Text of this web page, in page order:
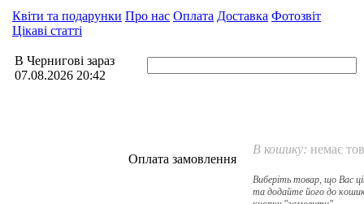
Квіти та подарунки Про нас Оплата Доставка Фотозвіт
Цікаві статті
В Чернигові зараз
07.08.2026 20:42
В кошику: немає
Виберіть товар, що Вас
та додайте його до
Оплата замовлення